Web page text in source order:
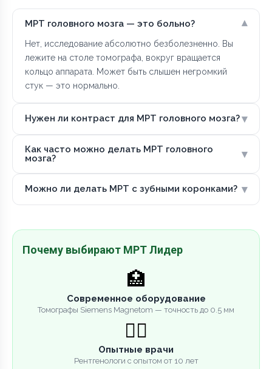
МРТ головного мозга — это больно? ▾
Нет, исследование абсолютно безболезненно. Вы
лежите на столе томографа, вокруг вращается
кольцо аппарата. Может быть слышен негромкий
стук — это нормально.
Нужен ли контраст для МРТ головного мозга?▾
Как часто можно делать МРТ головного
мозга?
▾
Можно ли делать МРТ с зубными коронками? ▾
Почему выбирают МРТ Лидер
🏥
Современное оборудование
Томографы Siemens Magnetom — точность до 0.5 мм
👨‍⚕️
Опытные врачи
Рентгенологи с опытом от 10 лет